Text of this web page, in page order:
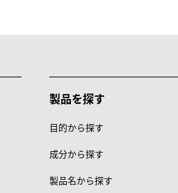
製品を探す
目的から探す
成分から探す
製品名から探す